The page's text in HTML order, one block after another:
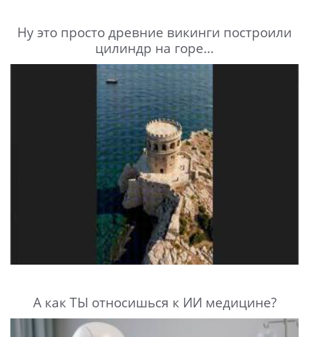
Ну это просто древние викинги построили
цилиндр на горе...
А как ТЫ относишься к ИИ медицине?